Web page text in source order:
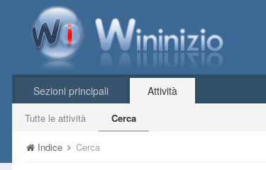
Sezioni principali Attività
Tutte le attività Cerca
Indice Cerca